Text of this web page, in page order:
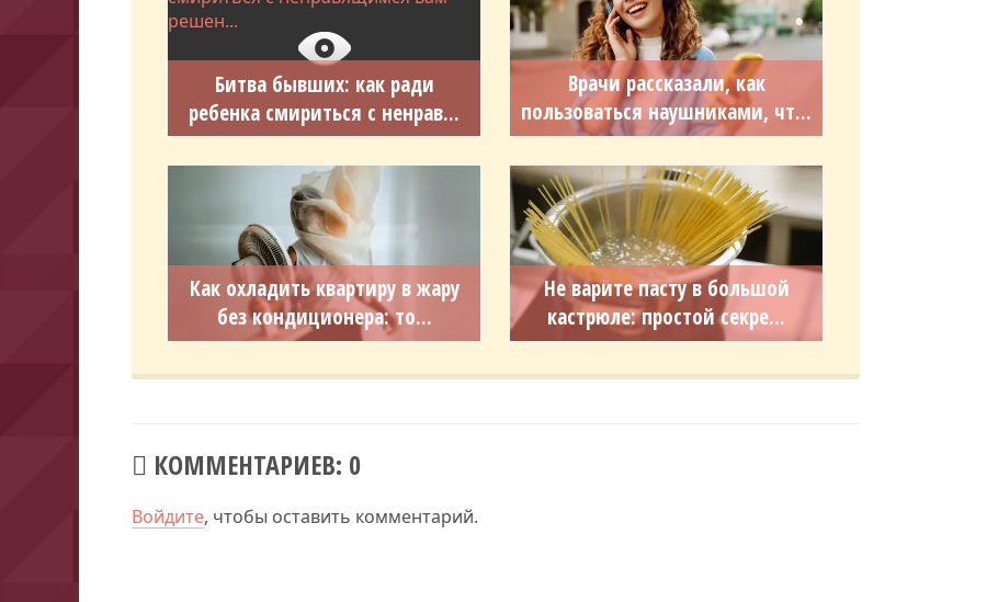
Битва бывших: как ради
ребенка смириться с ненрав...
Врачи рассказали, как
пользоваться наушниками, чт...
Как охладить квартиру в жару
без кондиционера: то...
Не варите пасту в большой
кастрюле: простой секре...
КОММЕНТАРИЕВ: 0
Войдите, чтобы оставить комментарий.